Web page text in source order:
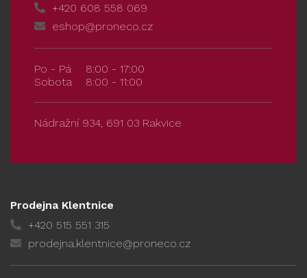
+420 608 558 069
eshop@proneco.cz
Po - Pá
8:00 - 17:00
Sobota
8:00 - 11:00
Nádražní 934, 691 03 Rakvice
Prodejna Klentnice
+420 515 551 315
prodejna.klentnice@proneco.cz